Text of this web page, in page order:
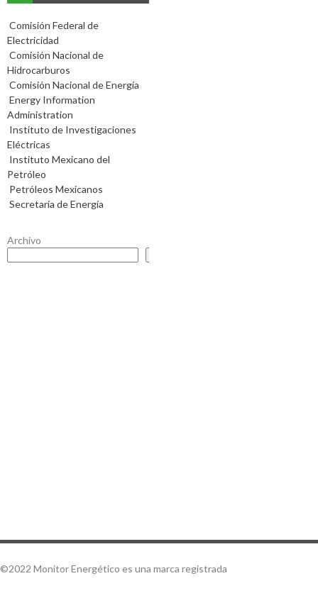
Comisión Federal de
Electricidad
Comisión Nacional de
Hidrocarburos
Comisión Nacional de Energía
Energy Information
Administration
Instituto de Investigaciones
Eléctricas
Instituto Mexicano del
Petróleo
Petróleos Mexicanos
Secretaría de Energía
Archivo
©2022 Monitor Energético es una marca registrada